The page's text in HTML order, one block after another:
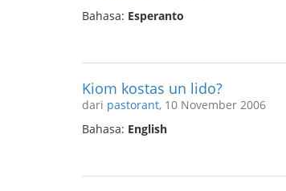
Bahasa: Esperanto
Kiom kostas un lido?
dari pastorant, 10 November 2006
Bahasa: English